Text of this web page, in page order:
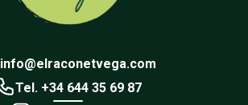
info@elraconetvega.com
Tel. +34 644 35 69 87